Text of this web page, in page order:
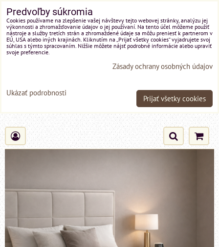
Predvoľby súkromia
Cookies používame na zlepšenie vašej návštevy tejto webovej stránky, analýzu jej
výkonnosti a zhromažďovanie údajov o jej používaní. Na tento účel môžeme použiť
nástroje a služby tretích strán a zhromaždené údaje sa môžu preniesť k partnerom v
EÚ, USA alebo iných krajinách. Kliknutím na „Prijať všetky cookies“ vyjadrujete svoj
súhlas s týmto spracovaním. Nižšie môžete nájsť podrobné informácie alebo upraviť
svoje preferencie.
Zásady ochrany osobných údajov
Ukázať podrobnosti
Prijať všetky cookies